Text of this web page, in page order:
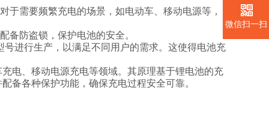
于需要频繁充电的场景，如电动车、移动电源等，
备防盗锁，保护电池的安全。
进行生产，以满足不同用户的需求。这使得电池充
电、移动电源充电等领域。其原理基于锂电池的充
备各种保护功能，确保充电过程安全可靠。
微信扫一扫